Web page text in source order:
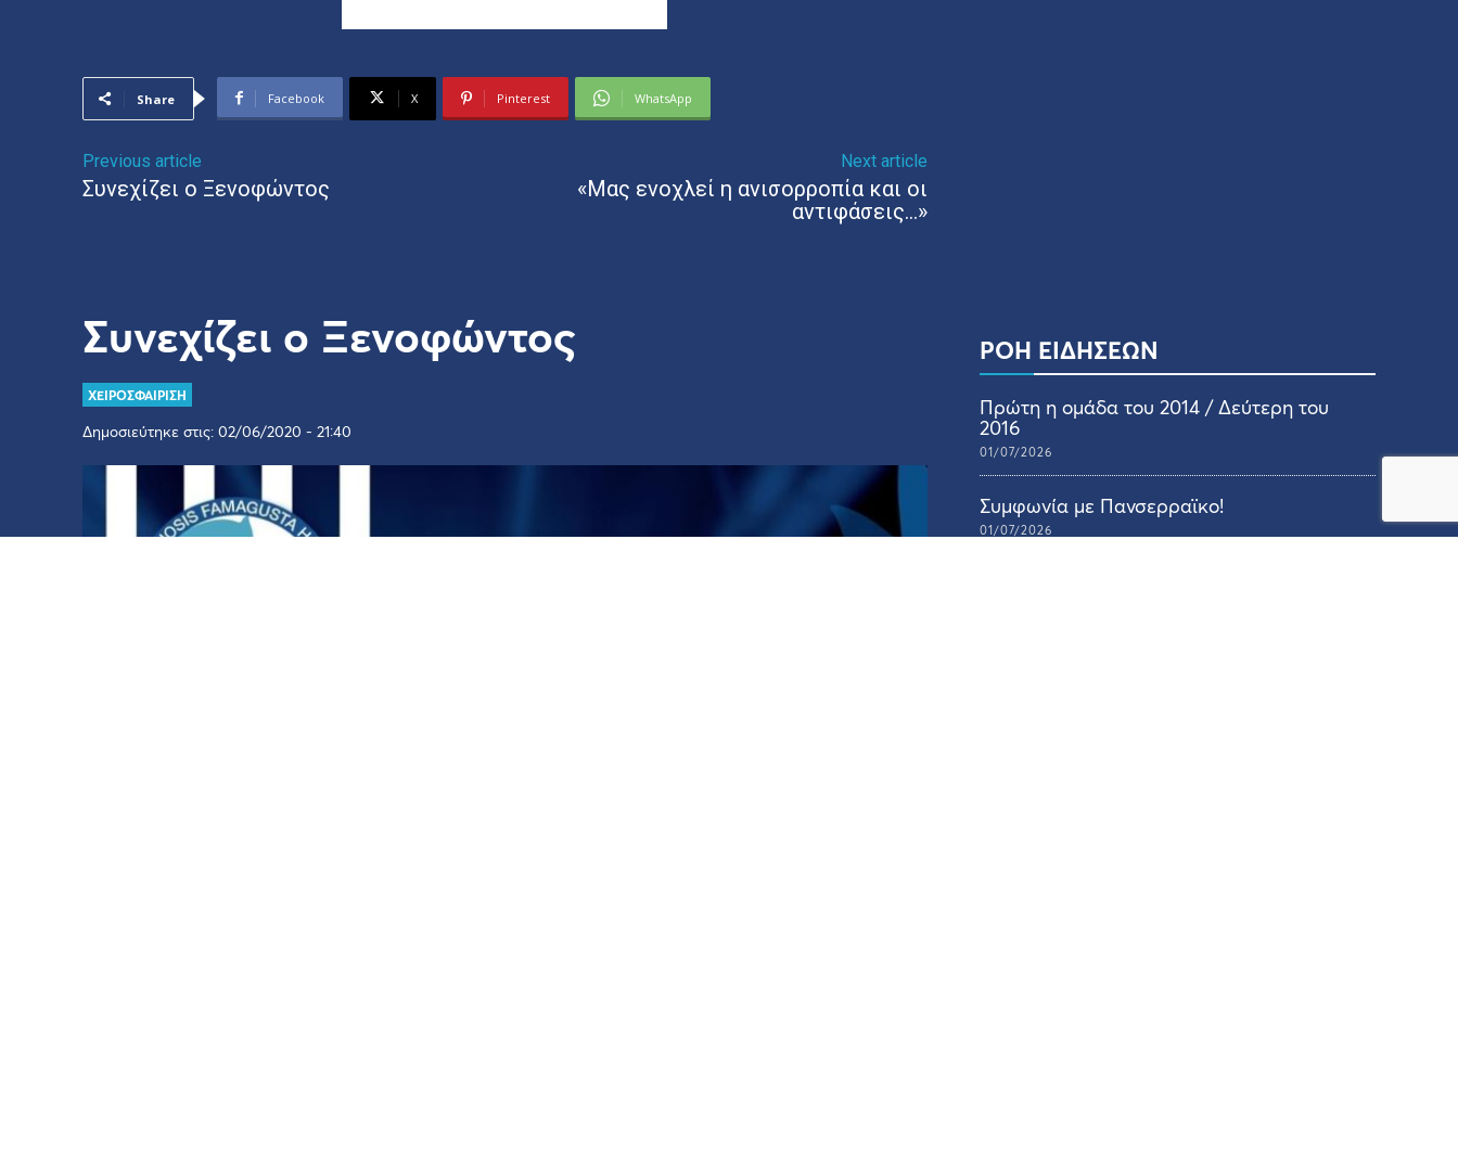
Share Facebook X Pinterest WhatsApp
Previous article
Συνεχίζει ο Ξενοφώντος
Next article
«Μας ενοχλεί η ανισορροπία και οι
αντιφάσεις…»